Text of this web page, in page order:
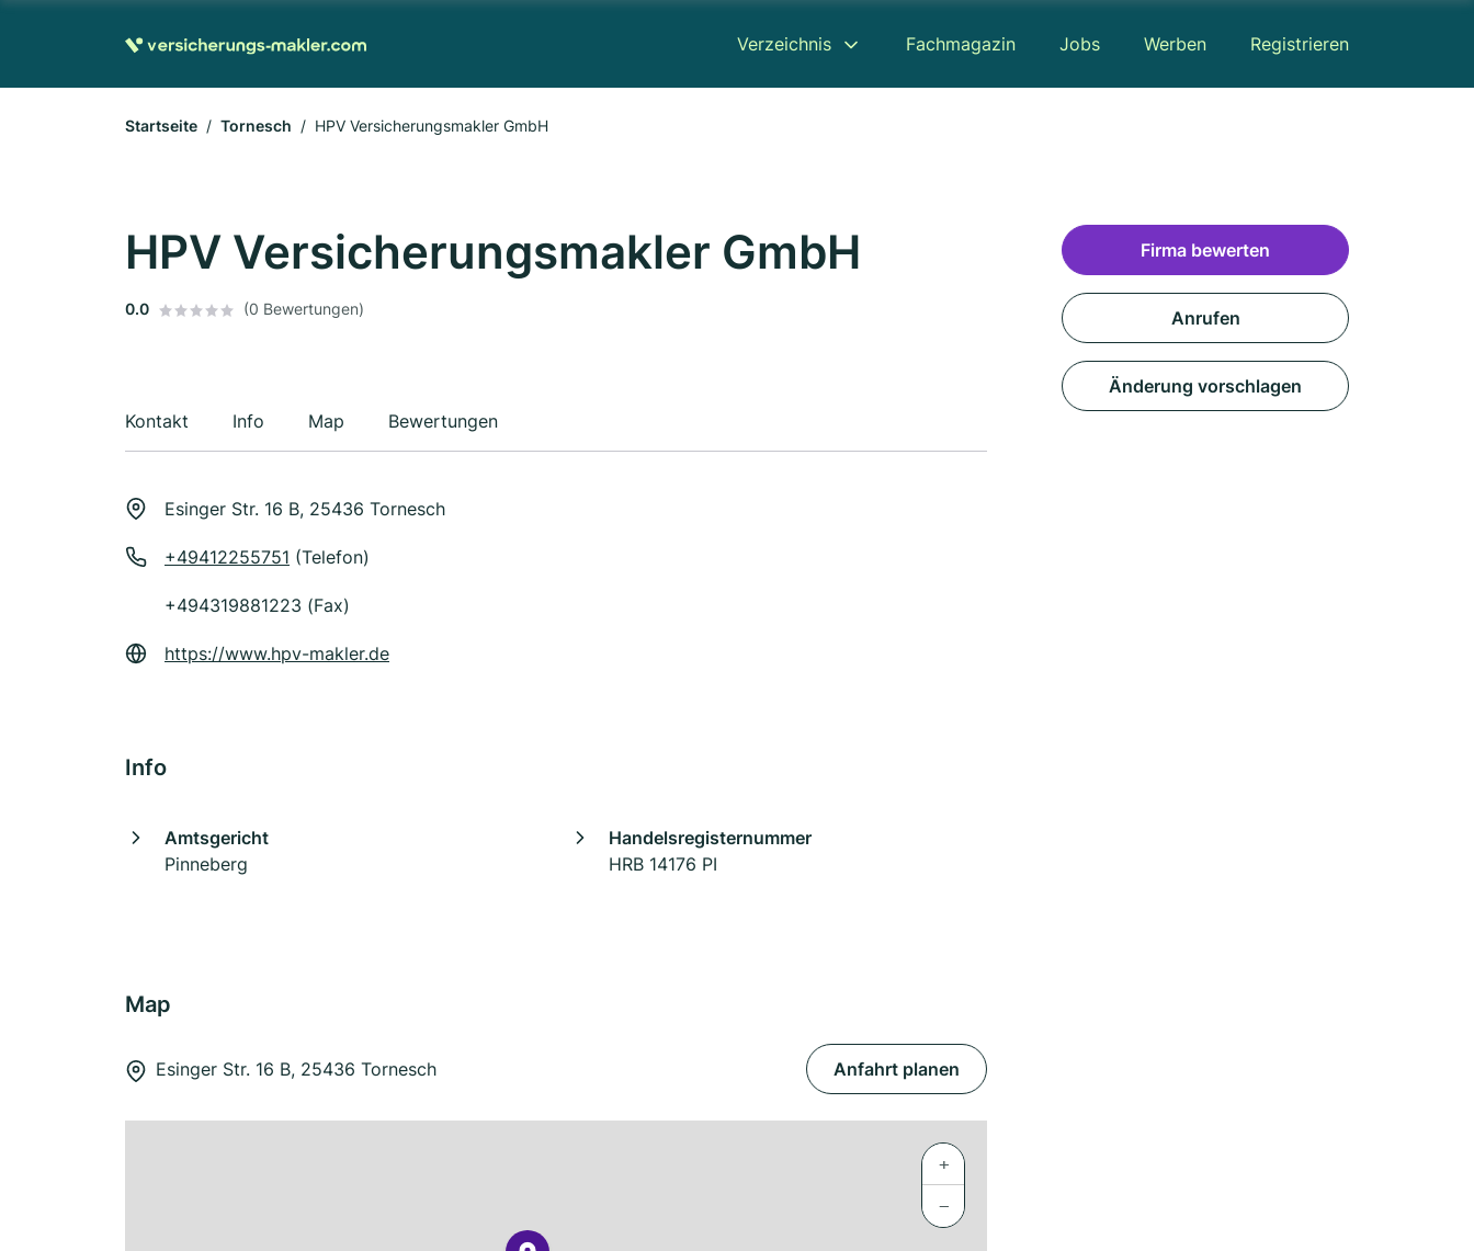
Verzeichnis Fachmagazin Jobs Werben Registrieren
Startseite Tornesch HPV Versicherungsmakler GmbH
HPV Versicherungsmakler GmbH
0.0 (0 Bewertungen)
Kontakt Info Map Bewertungen
Esinger Str. 16 B, 25436 Tornesch
+49412255751 (Telefon)
+494319881223 (Fax)
https://www.hpv-makler.de
Info
Amtsgericht
Pinneberg
Handelsregisternummer
HRB 14176 PI
Map
Esinger Str. 16 B, 25436 Tornesch Anfahrt planen
+
−
Firma bewerten
Anrufen
Änderung vorschlagen